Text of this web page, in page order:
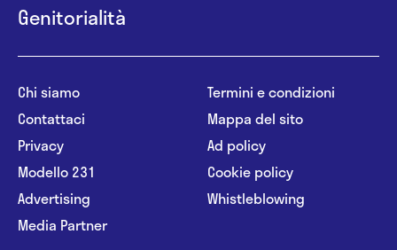
Genitorialità
Chi siamo
Contattaci
Privacy
Modello 231
Advertising
Media Partner
Termini e condizioni
Mappa del sito
Ad policy
Cookie policy
Whistleblowing